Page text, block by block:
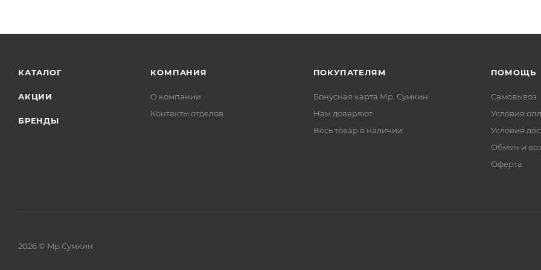
КАТАЛОГ
АКЦИИ
БРЕНДЫ
КОМПАНИЯ
О компании
Контакты отделов
ПОКУПАТЕЛЯМ
Бонусная карта Мр. Сумкин
Нам доверяют
Весь товар в наличии
ПОМОЩЬ
Самовывоз
Условия
Условия
Обмен и
Оферта
2026 © Mр.Сумкин